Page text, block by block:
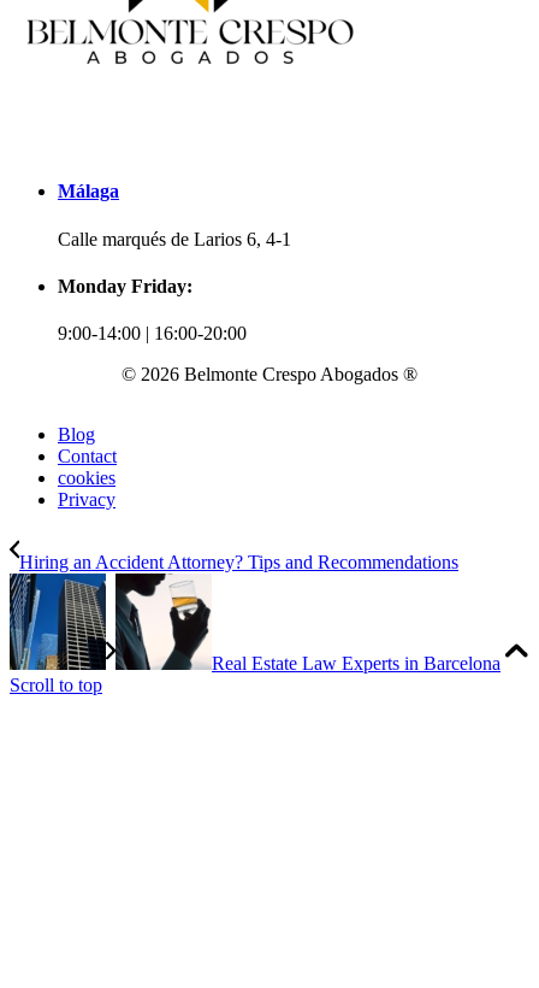
Málaga
Calle marqués de Larios 6, 4-1
Monday Friday:
9:00-14:00 | 16:00-20:00
© 2026 Belmonte Crespo Abogados ®
Blog
Contact
cookies
Privacy
Hiring an Accident Attorney? Tips and Recommendations
Real Estate Law Experts in Barcelona
Scroll to top